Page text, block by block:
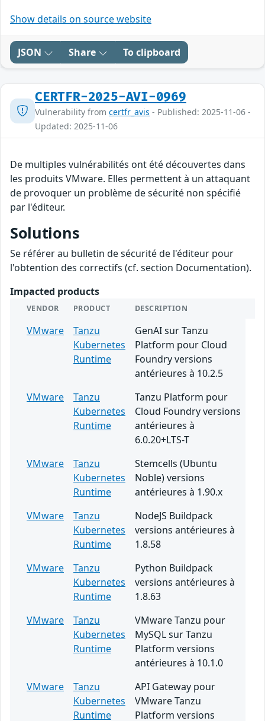
Show details on source website
JSON Share To clipboard
CERTFR-2025-AVI-0969
Vulnerability from certfr_avis - Published: 2025-11-06 -
Updated: 2025-11-06
De multiples vulnérabilités ont été découvertes dans
les produits VMware. Elles permettent à un attaquant
de provoquer un problème de sécurité non spécifié
par l'éditeur.
Solutions
Se référer au bulletin de sécurité de l'éditeur pour
l'obtention des correctifs (cf. section Documentation).
Impacted products
VENDOR PRODUCT DESCRIPTION
VMware
Tanzu
Kubernetes
Runtime
GenAI sur Tanzu
Platform pour Cloud
Foundry versions
antérieures à 10.2.5
VMware
Tanzu
Kubernetes
Runtime
Tanzu Platform pour
Cloud Foundry versions
antérieures à
6.0.20+LTS-T
VMware
Tanzu
Kubernetes
Runtime
Stemcells (Ubuntu
Noble) versions
antérieures à 1.90.x
VMware
Tanzu
Kubernetes
Runtime
NodeJS Buildpack
versions antérieures à
1.8.58
VMware
Tanzu
Kubernetes
Runtime
Python Buildpack
versions antérieures à
1.8.63
VMware
Tanzu
Kubernetes
Runtime
VMware Tanzu pour
MySQL sur Tanzu
Platform versions
antérieures à 10.1.0
VMware
Tanzu
Kubernetes
Runtime
API Gateway pour
VMware Tanzu
Platform versions